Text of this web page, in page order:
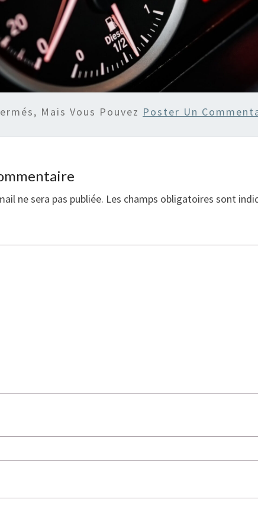
Mais Vous Pouvez Poster Un
ne sera pas publiée. Les champs obligatoires sont